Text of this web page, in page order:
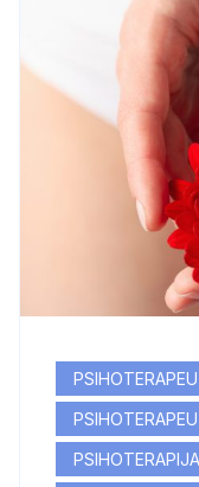
PSIHOTERAPIJA